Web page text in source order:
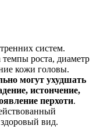
систем.
роста, диаметр
кожи головы.
могут ухудшать
истончение,
перхоти.
вид.